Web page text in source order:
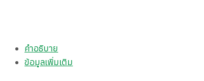
คำอธิบาย
ข้อมูลเพิ่มเติม